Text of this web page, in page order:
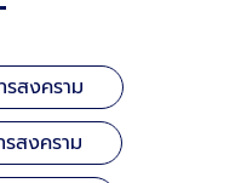
รสงคราม
สงคราม